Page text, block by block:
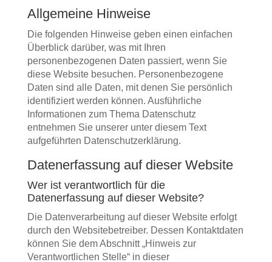
Allgemeine Hinweise
Die folgenden Hinweise geben einen einfachen
Überblick darüber, was mit Ihren
personenbezogenen Daten passiert, wenn Sie
diese Website besuchen. Personenbezogene
Daten sind alle Daten, mit denen Sie persönlich
identifiziert werden können. Ausführliche
Informationen zum Thema Datenschutz
entnehmen Sie unserer unter diesem Text
aufgeführten Datenschutzerklärung.
Datenerfassung auf dieser Website
Wer ist verantwortlich für die
Datenerfassung auf dieser Website?
Die Datenverarbeitung auf dieser Website erfolgt
durch den Websitebetreiber. Dessen Kontaktdaten
können Sie dem Abschnitt „Hinweis zur
Verantwortlichen Stelle“ in dieser